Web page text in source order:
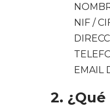
NIF /
EMAIL
2.